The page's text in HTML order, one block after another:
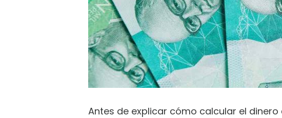
Antes de explicar cómo calcular el